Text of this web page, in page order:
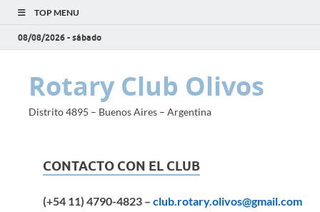
TOP MENU
08/08/2026 - sábado
Rotary Club Olivos
Distrito 4895 – Buenos Aires – Argentina
CONTACTO CON EL CLUB
(+54 11) 4790-4823 – club.rotary.olivos@gmail.com